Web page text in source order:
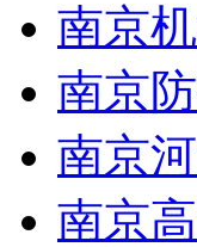
南京
南京
南京
南京